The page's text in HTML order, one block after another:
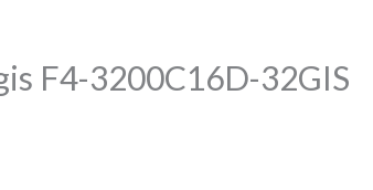
F4-3200C16D-32GIS